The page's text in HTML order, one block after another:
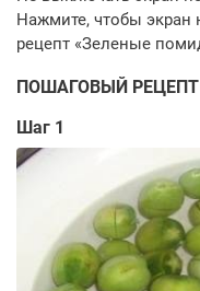
ПОШАГОВЫЙ РЕЦЕПТ
Шаг 1